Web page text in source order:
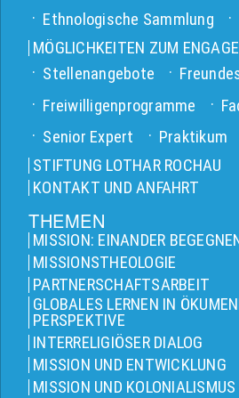
Ethnologische Sammlung
MÖGLICHKEITEN ZUM
Stellenangebote
Freiwilligenprogramme
Senior Expert
Praktikum
STIFTUNG LOTHAR ROCHAU
KONTAKT UND ANFAHRT
THEMEN
MISSION: EINANDER
MISSIONSTHEOLOGIE
PARTNERSCHAFTSARBEIT
GLOBALES LERNEN IN
PERSPEKTIVE
INTERRELIGIÖSER DIALOG
MISSION UND ENTWICKLUNG
MISSION UND KOLONIALISMUS